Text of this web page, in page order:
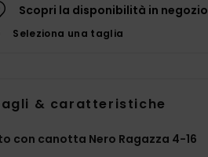
Scopri la disponibilità in negozio
Seleziona una taglia
& caratteristiche
con canotta Nero Ragazza 4-16